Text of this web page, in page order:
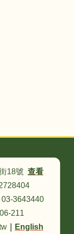
18號 查看
3643440
211
｜ English